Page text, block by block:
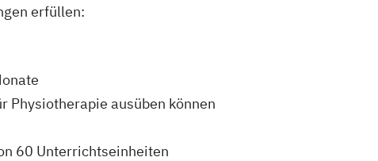
erfüllen:
Physiotherapie ausüben können
60 Unterrichtseinheiten